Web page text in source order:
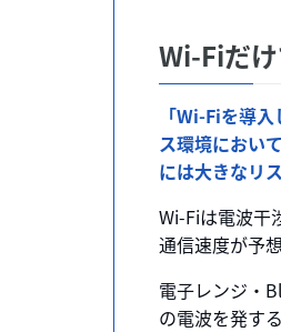
Wi-Fiだ
「Wi-Fiを導
ス環境におい
には大きなリ
Wi-Fiは電波干
通信速度が予
電子レンジ・
の電波を発す